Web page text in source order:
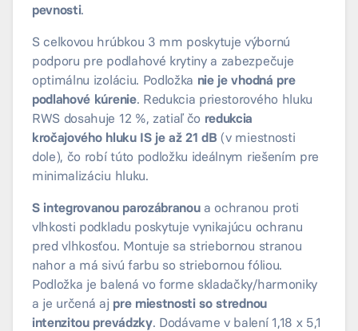
pevnosti.
S celkovou hrúbkou 3 mm poskytuje výbornú
podporu pre podlahové krytiny a zabezpečuje
optimálnu izoláciu. Podložka nie je vhodná pre
podlahové kúrenie. Redukcia priestorového hluku
RWS dosahuje 12 %, zatiaľ čo redukcia
kročajového hluku IS je až 21 dB (v miestnosti
dole), čo robí túto podložku ideálnym riešením pre
minimalizáciu hluku.
S integrovanou parozábranou a ochranou proti
vlhkosti podkladu poskytuje vynikajúcu ochranu
pred vlhkosťou. Montuje sa striebornou stranou
nahor a má sivú farbu so striebornou fóliou.
Podložka je balená vo forme skladačky/harmoniky
a je určená aj pre miestnosti so strednou
intenzitou prevádzky. Dodávame v balení 1,18 x 5,1